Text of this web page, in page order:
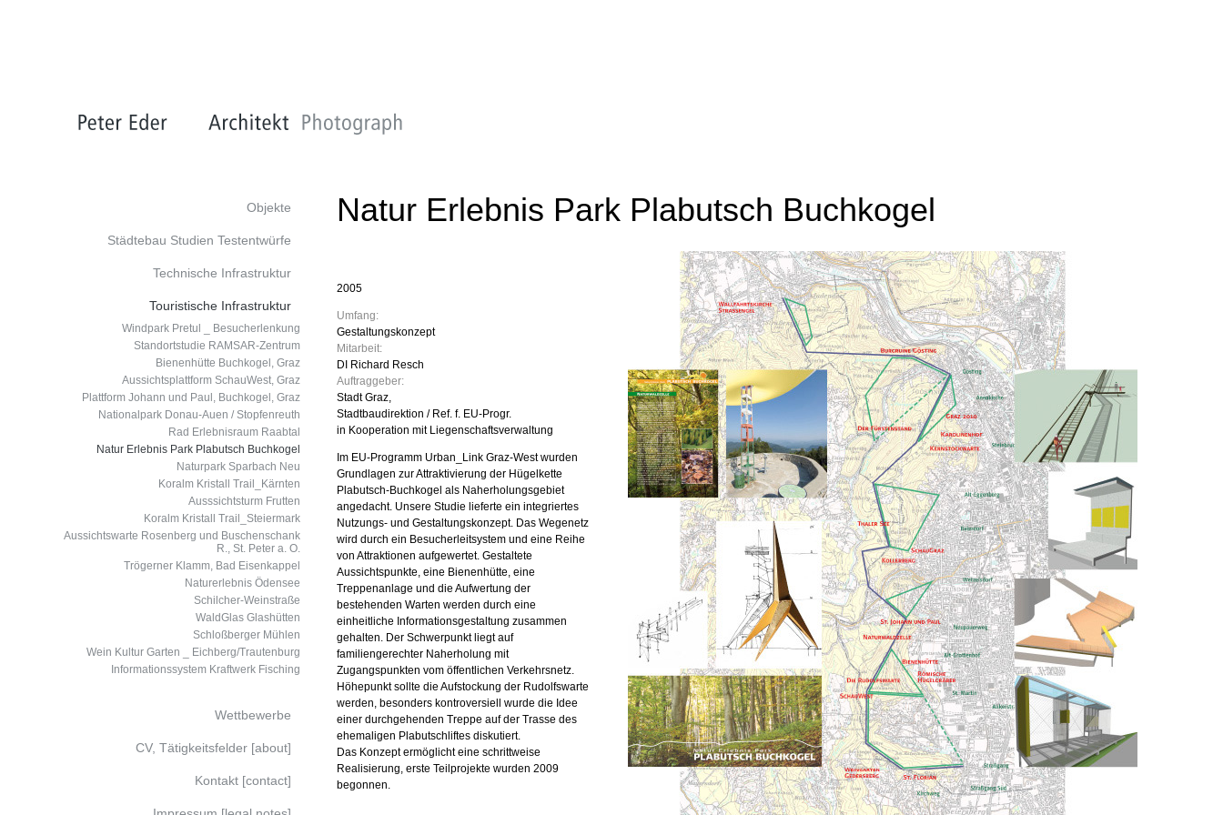
Objekte
Städtebau Studien Testentwürfe
Technische Infrastruktur
Touristische Infrastruktur
Windpark Pretul _ Besucherlenkung
Standortstudie RAMSAR-Zentrum
Bienenhütte Buchkogel, Graz
Aussichtsplattform SchauWest, Graz
Plattform Johann und Paul, Buchkogel, Graz
Nationalpark Donau-Auen / Stopfenreuth
Rad Erlebnisraum Raabtal
Natur Erlebnis Park Plabutsch Buchkogel
Naturpark Sparbach Neu
Koralm Kristall Trail_Kärnten
Ausssichtsturm Frutten
Koralm Kristall Trail_Steiermark
Aussichtswarte Rosenberg und Buschenschank
R., St. Peter a. O.
Trögerner Klamm, Bad Eisenkappel
Naturerlebnis Ödensee
Schilcher-Weinstraße
WaldGlas Glashütten
Schloßberger Mühlen
Wein Kultur Garten _ Eichberg/Trautenburg
Informationssystem Kraftwerk Fisching
Wettbewerbe
CV, Tätigkeitsfelder [about]
Kontakt [contact]
Natur Erlebnis Park Plabutsch Buchkogel
2005
Umfang:
Gestaltungskonzept
Mitarbeit:
DI Richard Resch
Auftraggeber:
Stadt Graz,
Stadtbaudirektion / Ref. f. EU-Progr.
in Kooperation mit Liegenschaftsverwaltung
Im EU-Programm Urban_Link Graz-West wurden
Grund­lagen zur Attraktivierung der Hügelkette
Plabutsch-Buchkogel als Naherholungsgebiet
angedacht. Unsere Studie lieferte ein integriertes
Nutzungs- und Gestaltungskonzept. Das Wegenetz
wird durch ein Besucherleitsystem und eine Reihe
von Attraktionen aufgewertet. Gestaltete
Aussichtspunkte, eine Bienenhütte, eine
Treppenanlage und die Aufwertung der
bestehenden Warten werden durch eine
einheitliche Informationsgestaltung zusammen
gehalten. Der Schwerpunkt liegt auf
familiengerechter Naherholung mit
Zugangspunkten vom öffentlichen Verkehrsnetz.
Höhepunkt sollte die Aufstockung der Rudolfswarte
werden, besonders kontroversiell wurde die Idee
einer durchgehenden Treppe auf der Trasse des
ehemaligen Plabutschliftes diskutiert.
Das Konzept ermöglicht eine schrittweise
Realisierung, erste Teilprojekte wurden 2009
begonnen.